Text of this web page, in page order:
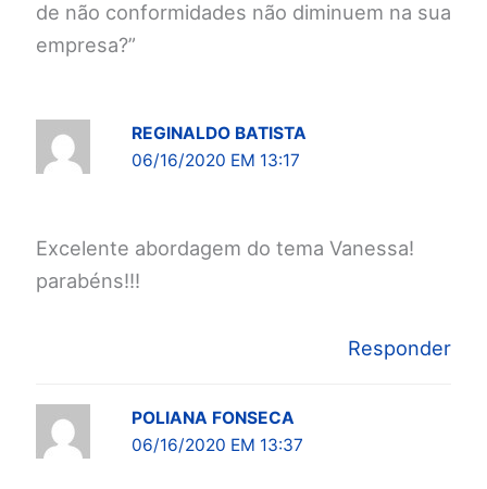
de não conformidades não diminuem na sua
empresa?”
REGINALDO BATISTA
06/16/2020 EM 13:17
Excelente abordagem do tema Vanessa!
parabéns!!!
Responder
POLIANA FONSECA
06/16/2020 EM 13:37